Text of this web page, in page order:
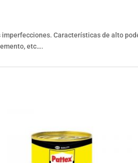
Características de alto
etc….